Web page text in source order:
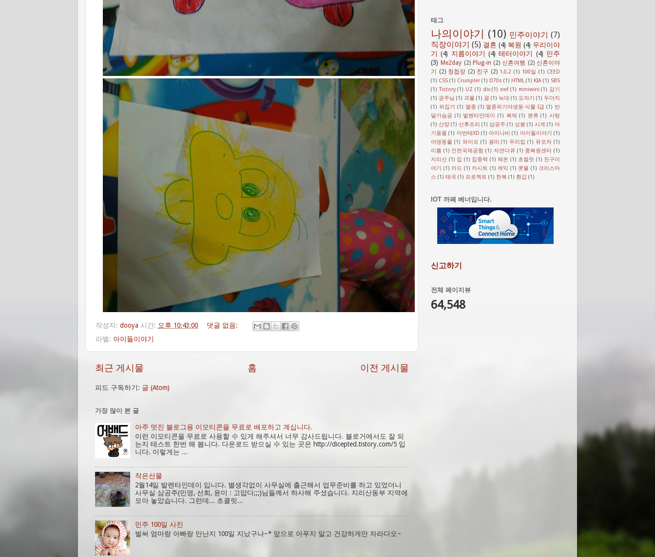
작성자: dooya 시간: 오후 10:43:00
댓글 없음:
라벨: 아이들이야기
최근 게시물 이전 게시물
홈
피드 구독하기: 글 (Atom)
가장 많이 본 글
아주 멋진 블로그용 이모티콘을 무료로 배포하고 계십니다.
이런 이모티콘을 무료로 사용할 수 있게 해주셔서 너무 감사드립니다. 블로거에서도 잘 되
는지 테스트 한번 해 봅니다. 다운로드 받으실 수 있는 곳은 http://dicepted.tistory.com/5 입
니다. 이렇게는 ...
작은선물
2월14일 발렌타인데이 입니다. 별생각없이 사무실에 출근해서 업무준비를 하고 있었더니
사무실 삼공주(민영, 선희, 윤미 : 고맙다;;;)님들께서 하사해 주셨습니다. 지리산동부 지역에
모아 놓았습니다. 그런데... 초콜릿...
민주 100일 사진
벌써 엄마랑 아빠랑 만난지 100일 지났구나~* 앞으로 아푸지 말고 건강하게만 자라다오~
태그
나의이야기 (10) 민주이야기
(7)
직장이야기 (5) 결혼 (4) 복원 (4) 우리이야
기 (4) 지름이야기 (4) 테터이야기 (4) 민주
(3) Me2day (2) Plug-in (2) 신혼여행 (2) 신혼이야
기
(2) 청첩장 (2) 친구 (2) 1.0.2 (1) 100일 (1) CEED
(1) CSS (1) Crumpler (1) D70s (1) HTML (1) KIA (1) SBS
(1) Tistory (1) UZ (1) div (1) exif (1) miniwini (1) 감기
(1) 공주님 (1) 괴물 (1) 꿈 (1) 늑대 (1) 도자기 (1) 두더지
(1) 뒤집기 (1) 멸종 (1) 멸종위기야생동·식물 I급 (1) 반
달가슴곰 (1) 발렌타인데이 (1) 복제 (1) 분류 (1) 사탕
(1) 산양 (1) 산후조리 (1) 삼공주 (1) 상봉 (1) 시계 (1) 아
기용품 (1) 아반테XD (1) 아이나비 (1) 아이들이야기
(1)
야생동물 (1) 와이프 (1) 용띠 (1) 우리집 (1) 유모차 (1)
이름 (1) 인천국제공항 (1) 자연다큐 (1) 종복원센터 (1)
지리산 (1) 집 (1) 집중력 (1) 체온 (1) 초컬릿 (1) 친구이
야기
(1) 카드 (1) 카시트 (1) 케익 (1) 콧물 (1) 크리스마
스 (1) 태국 (1) 프로젝트 (1) 한복 (1) 환갑 (1)
IOT 까페 베너입니다.
신고하기
전체 페이지뷰
64,548